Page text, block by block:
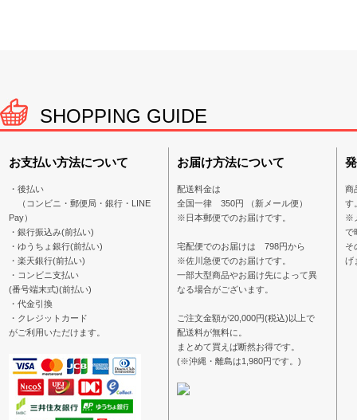
SHOPPING GUIDE
お支払い方法について
・後払い
（コンビニ・郵便局・銀行・LINE
Pay）
・銀行振込み(前払い)
・ゆうちょ銀行(前払い)
・楽天銀行(前払い)
・コンビニ支払い
(番号端末式)(前払い)
・代金引換
・クレジットカード
がご利用いただけます。
お届け方法について
配送料金は
全国一律 350円 （新メール便）
※日本郵便でのお届けです。
宅配便でのお届けは 798円から
※佐川急便でのお届けです。
一部大型商品やお届け先によって異
なる場合がございます。
ご注文金額が20,000円(税込)以上で
配送料が無料に。
まとめて買えば断然お得です。
(※沖縄・離島は1,980円です。)
商
す
※
で
そ
げ